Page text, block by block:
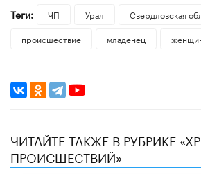
Теги:
ЧП Урал Свердловская
происшествие
младенец
ЧИТАЙТЕ ТАКЖЕ В РУБРИКЕ
ПРОИСШЕСТВИЙ»